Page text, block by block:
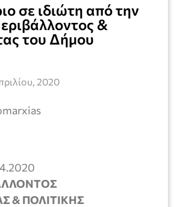
σε ιδιώτη από την
&
του Δήμου
2020
& ΠΟΛΙΤΙΚΗΣ